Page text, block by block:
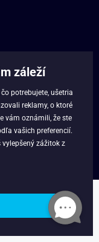
webdesign ©
záleží
potrebujete, ušetria
reklamy, o ktoré
vám oznámili, že ste
vašich preferencií.
zážitok z